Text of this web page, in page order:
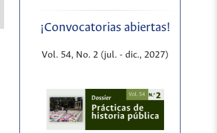
¡Convocatorias abiertas!
Vol. 54, No. 2 (jul. - dic., 2027)